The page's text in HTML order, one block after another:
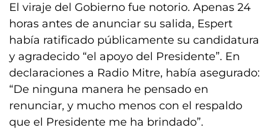
El viraje del Gobierno fue notorio. Apenas 24
horas antes de anunciar su salida, Espert
había ratificado públicamente su candidatura
y agradecido “el apoyo del Presidente”. En
declaraciones a Radio Mitre, había asegurado:
“De ninguna manera he pensado en
renunciar, y mucho menos con el respaldo
que el Presidente me ha brindado”.